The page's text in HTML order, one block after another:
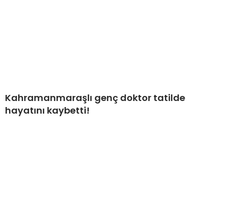
Kahramanmaraşlı genç doktor tatilde
hayatını kaybetti!